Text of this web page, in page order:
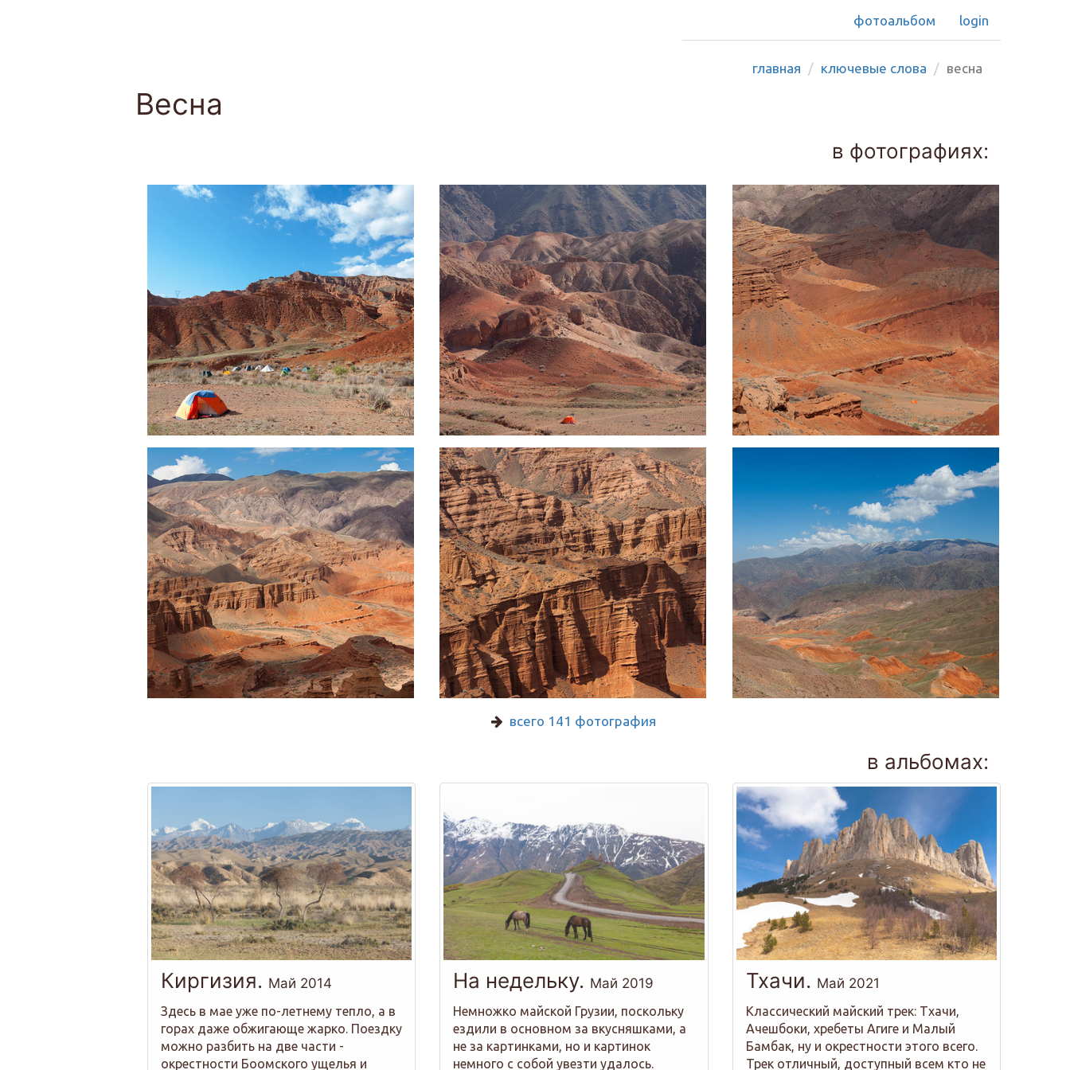
фотоальбом login
главная ключевые слова весна
Весна
в фотографиях:
всего 141 фотография
в альбомах:
Киргизия. Май 2014
Здесь в мае уже по-летнему тепло, а в
горах даже обжигающе жарко. Поездку
можно разбить на две части -
окрестности Боомского ущелья и
На недельку. Май 2019
Немножко майской Грузии, поскольку
ездили в основном за вкусняшками, а
не за картинками, но и картинок
немного с собой увезти удалось.
Тхачи. Май 2021
Классический майский трек: Тхачи,
Ачешбоки, хребеты Агиге и Малый
Бамбак, ну и окрестности этого всего.
Трек отличный, доступный всем кто не